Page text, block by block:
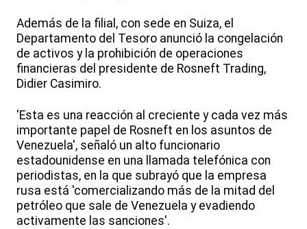
Además de la filial, con sede en Suiza, el
Departamento del Tesoro anunció la congelación
de activos y la prohibición de operaciones
financieras del presidente de Rosneft Trading,
Didier Casimiro.
'Esta es una reacción al creciente y cada vez más
importante papel de Rosneft en los asuntos de
Venezuela', señaló un alto funcionario
estadounidense en una llamada telefónica con
periodistas, en la que subrayó que la empresa
rusa está 'comercializando más de la mitad del
petróleo que sale de Venezuela y evadiendo
activamente las sanciones'.